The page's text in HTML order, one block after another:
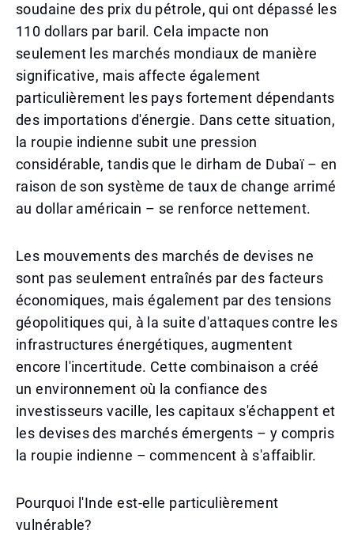
soudaine des prix du pétrole, qui ont dépassé les
110 dollars par baril. Cela impacte non
seulement les marchés mondiaux de manière
significative, mais affecte également
particulièrement les pays fortement dépendants
des importations d'énergie. Dans cette situation,
la roupie indienne subit une pression
considérable, tandis que le dirham de Dubaï – en
raison de son système de taux de change arrimé
au dollar américain – se renforce nettement.
Les mouvements des marchés de devises ne
sont pas seulement entraînés par des facteurs
économiques, mais également par des tensions
géopolitiques qui, à la suite d'attaques contre les
infrastructures énergétiques, augmentent
encore l'incertitude. Cette combinaison a créé
un environnement où la confiance des
investisseurs vacille, les capitaux s'échappent et
les devises des marchés émergents – y compris
la roupie indienne – commencent à s'affaiblir.
Pourquoi l'Inde est-elle particulièrement
vulnérable?